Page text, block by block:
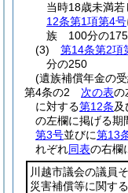
当時18歳未満
12条第1項第4号
族 100分の175
(3)
第14条第2項
分の250
(遺族補償年金の
第4条の2
次の表の
に対する第12条及
の左欄に掲げる期
第3号並びに第13
れぞれ同表の右欄
川越市議会の議員
災害補償等に関す